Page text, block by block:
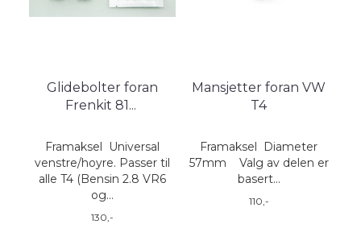
Glidebolter foran
Frenkit 81...
Framaksel Universal
venstre/hoyre. Passer til
alle T4 (Bensin 2.8 VR6
og...
130,-
Mansjetter foran VW
T4
Framaksel Diameter
57mm Valg av delen er
basert...
110,-